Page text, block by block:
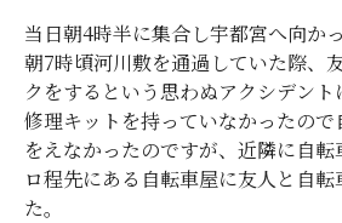
当日朝4時半に集合し宇都宮へ向か
朝7時頃河川敷を通過していた際、
クをするという思わぬアクシデント
修理キットを持っていなかったので
をえなかったのですが、近隣に自
ロ程先にある自転車屋に友人と自
た。